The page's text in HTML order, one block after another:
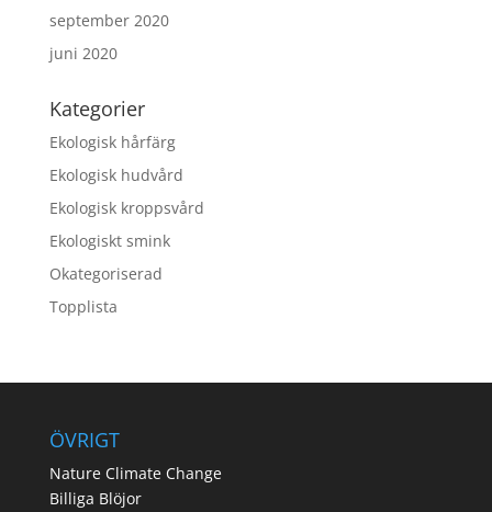
september 2020
juni 2020
Kategorier
Ekologisk hårfärg
Ekologisk hudvård
Ekologisk kroppsvård
Ekologiskt smink
Okategoriserad
Topplista
ÖVRIGT
Nature Climate Change
Billiga Blöjor